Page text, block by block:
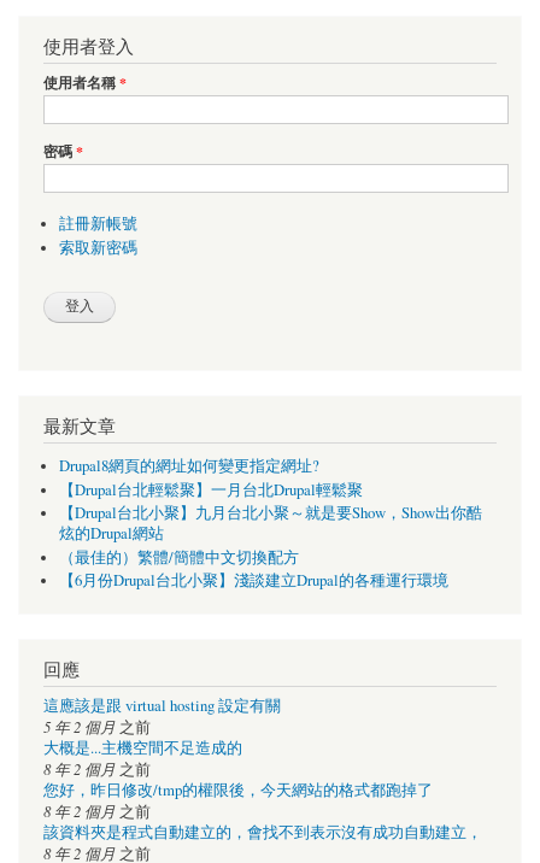
使用者登入
使用者名稱*
密碼*
註冊新帳號
索取新密碼
最新文章
Drupal8網頁的網址如何變更指定網址?
【Drupal台北輕鬆聚】一月台北Drupal輕鬆聚
【Drupal台北小聚】九月台北小聚～就是要Show，Show出你酷
炫的Drupal網站
（最佳的）繁體/簡體中文切換配方
【6月份Drupal台北小聚】淺談建立Drupal的各種運行環境
回應
這應該是跟 virtual hosting 設定有關
5 年 2 個月 之前
大概是...主機空間不足造成的
8 年 2 個月 之前
您好，昨日修改/tmp的權限後，今天網站的格式都跑掉了
8 年 2 個月 之前
該資料夾是程式自動建立的，會找不到表示沒有成功自動建立，
8 年 2 個月 之前